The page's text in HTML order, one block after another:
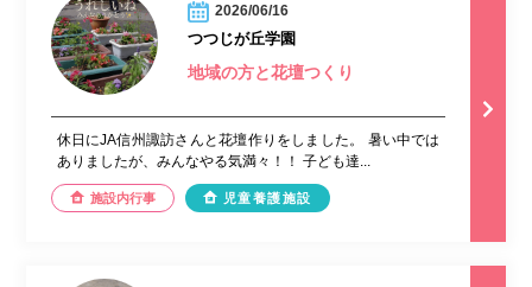
2026/06/16
つつじが丘学園
地域の方と花壇つくり
休日にJA信州諏訪さんと花壇作りをしました。 暑い中では
ありましたが、みんなやる気満々！！ 子ども達...
施設内行事 児童養護施設